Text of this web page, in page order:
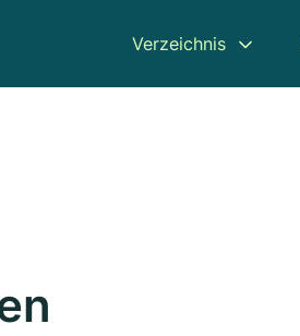
Verzeichnis